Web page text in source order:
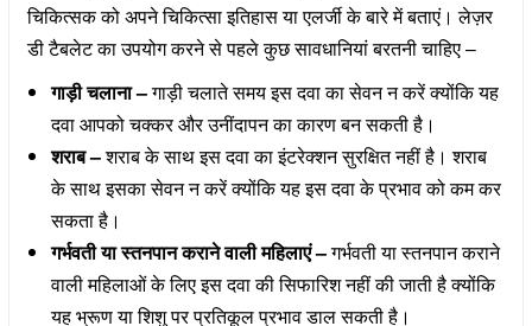
चिकित्सक को अपने चिकित्सा इतिहास या एलर्जी के बारे में बताएं। लेज़र
डी टैबलेट का उपयोग करने से पहले कुछ सावधानियां बरतनी चाहिए –
गाड़ी चलाना –गाड़ी चलाते समय इस दवा का सेवन न करें क्योंकि यह
दवा आपको चक्कर और उनींदापन का कारण बन सकती है।
शराब –शराब के साथ इस दवा का इंटरेक्शन सुरक्षित नहीं है। शराब
के साथ इसका सेवन न करें क्योंकि यह इस दवा के प्रभाव को कम कर
सकता है।
गर्भवती या स्तनपान कराने वाली महिलाएं –गर्भवती या स्तनपान कराने
वाली महिलाओं के लिए इस दवा की सिफारिश नहीं की जाती है क्योंकि
यह भ्रूण या शिशु पर प्रतिकूल प्रभाव डाल सकती है।